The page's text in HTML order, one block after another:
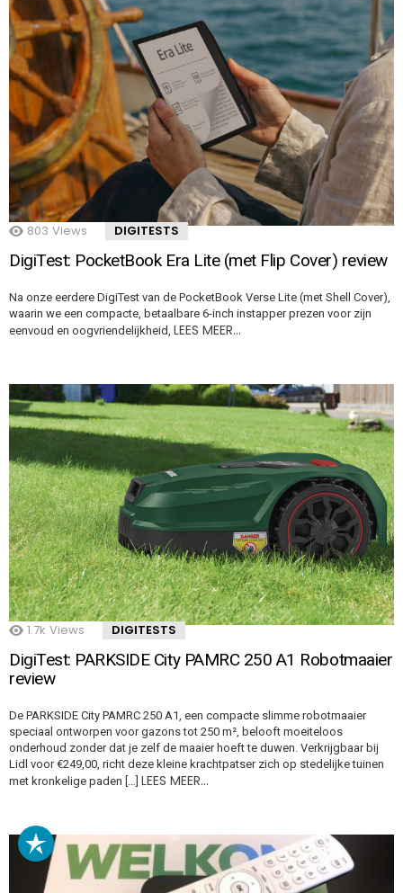
803 Views DIGITESTS
DigiTest: PocketBook Era Lite (met Flip Cover) review
Na onze eerdere DigiTest van de PocketBook Verse Lite (met Shell Cover),
waarin we een compacte, betaalbare 6-inch instapper prezen voor zijn
eenvoud en oogvriendelijkheid, LEES MEER…
1.7k Views DIGITESTS
DigiTest: PARKSIDE City PAMRC 250 A1 Robotmaaier
review
De PARKSIDE City PAMRC 250 A1, een compacte slimme robotmaaier
speciaal ontworpen voor gazons tot 250 m², belooft moeiteloos
onderhoud zonder dat je zelf de maaier hoeft te duwen. Verkrijgbaar bij
Lidl voor €249,00, richt deze kleine krachtpatser zich op stedelijke tuinen
met kronkelige paden […] LEES MEER…